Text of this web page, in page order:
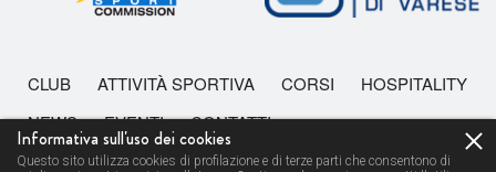
Informativa sull'uso dei cookies
Questo sito utilizza cookies di profilazione e di terze parti che consentono di
CLUB ATTIVITÀ SPORTIVA CORSI
HOSPITALITY
NEWS
EVENTI CONTATTI